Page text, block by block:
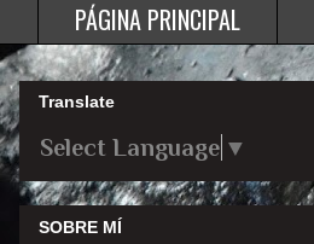
PÁGINA PRINCIPAL
Translate
Select Language ▼
SOBRE MÍ